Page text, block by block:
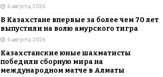
подсластителях
[ 31 июля, 2026 ] Астана vs Алматы: два
АЗИЯ
[ 6 августа, 2026 ] Astana Comic Con 2026:
КАЗАХСТАН
6 августа, 2026
В Казахстане впервые за более чем 70 лет
выпустили на волю амурского тигра
6 августа, 2026
Казахстанские юные шахматисты
победили сборную мира на
международном матче в Алматы